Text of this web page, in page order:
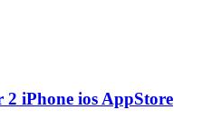
2 iPhone ios AppStore